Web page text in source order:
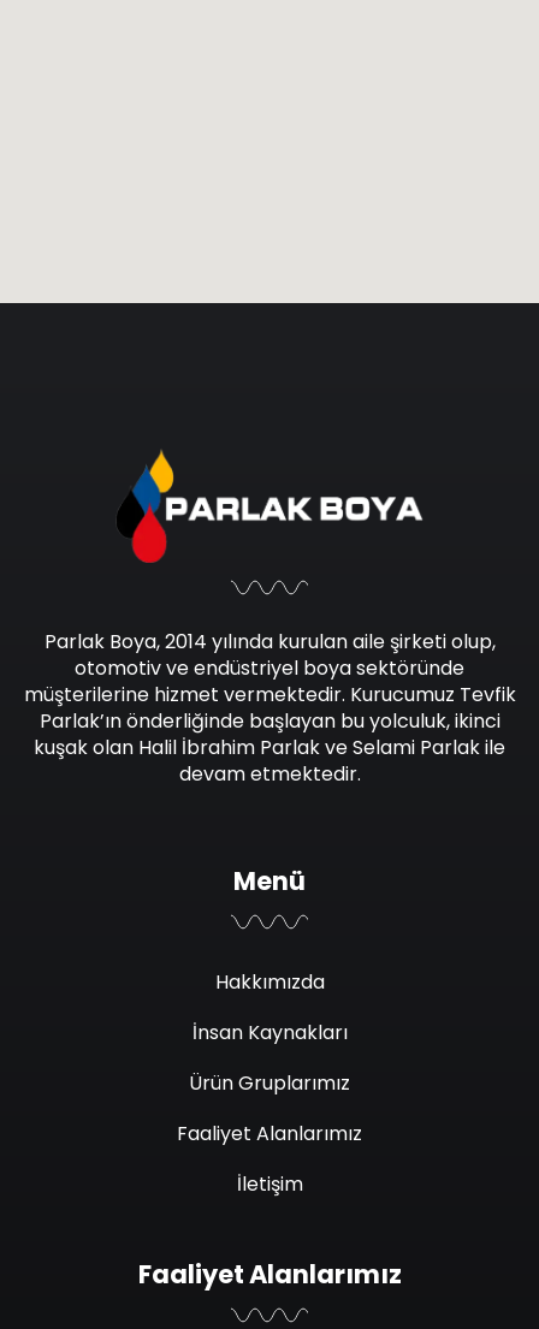
Parlak Boya, 2014 yılında kurulan aile şirketi olup,
otomotiv ve endüstriyel boya sektöründe
müşterilerine hizmet vermektedir. Kurucumuz Tevfik
Parlak’ın önderliğinde başlayan bu yolculuk, ikinci
kuşak olan Halil İbrahim Parlak ve Selami Parlak ile
devam etmektedir.
Menü
Hakkımızda
İnsan Kaynakları
Ürün Gruplarımız
Faaliyet Alanlarımız
İletişim
Faaliyet Alanlarımız